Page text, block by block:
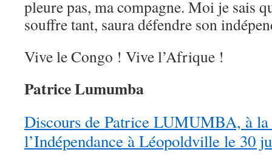
pleure pas, ma compagne. Moi je sais
souffre tant, saura défendre son
Vive le Congo ! Vive l’Afrique !
Patrice Lumumba
Discours de Patrice LUMUMBA, à la
l’Indépendance à Léopoldville le 30